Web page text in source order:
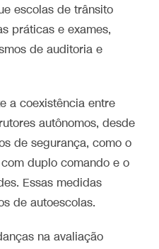
escolas de trânsito
práticas e exames,
de auditoria e
a coexistência entre
autônomos, desde
de segurança, como o
duplo comando e o
Essas medidas
de autoescolas.
na avaliação